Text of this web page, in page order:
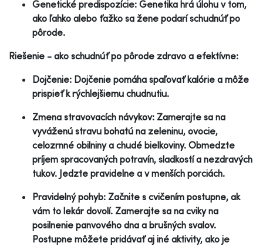
Genetické predispozície: Genetika hrá úlohu v tom,
ako ľahko alebo ťažko sa žene podarí schudnúť po
pôrode.
Riešenie - ako schudnúť po pôrode zdravo a efektívne:
Dojčenie: Dojčenie pomáha spaľovať kalórie a môže
prispieť k rýchlejšiemu chudnutiu.
Zmena stravovacích návykov: Zamerajte sa na
vyváženú stravu bohatú na zeleninu, ovocie,
celozrnné obilniny a chudé bielkoviny. Obmedzte
príjem spracovaných potravín, sladkostí a nezdravých
tukov. Jedzte pravidelne a v menších porciách.
Pravidelný pohyb: Začnite s cvičením postupne, ak
vám to lekár dovolí. Zamerajte sa na cviky na
posilnenie panvového dna a brušných svalov.
Postupne môžete pridávať aj iné aktivity, ako je